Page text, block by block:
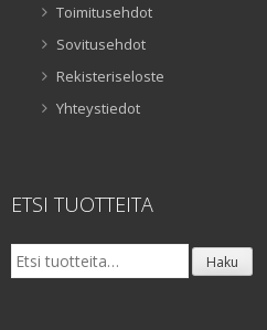
Toimitusehdot
Sovitusehdot
Rekisteriseloste
Yhteystiedot
ETSI TUOTTEITA
Etsi: Haku